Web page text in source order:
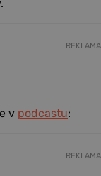
REKLAMA
v podcastu:
REKLAMA